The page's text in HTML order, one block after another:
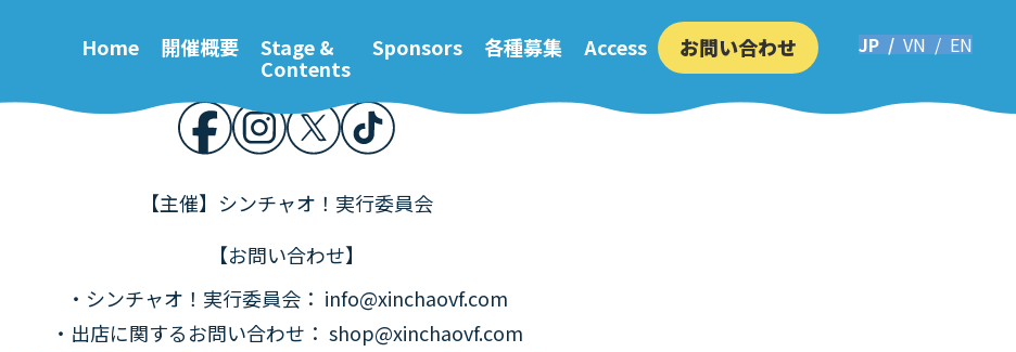
Home 開催概要 Stage &
Contents
Sponsors 各種募集 Access お問い合わせ
Contents
【主催】シンチャオ！実行委員会
【お問い合わせ】
・シンチャオ！実行委員会： info@xinchaovf.com
・出店に関するお問い合わせ ： shop@xinchaovf.com